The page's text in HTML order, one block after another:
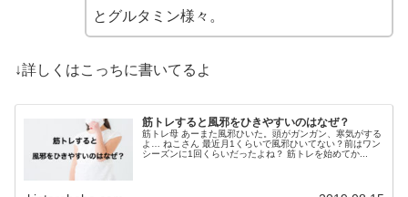
とグルタミン様々。
↓詳しくはこっちに書いてるよ
筋トレすると風邪をひきやすいのはなぜ？
筋トレ母 あーまた風邪ひいた。頭がガンガン、寒気がする
よ… ねこさん 最近月1くらいで風邪ひいてない？前はワン
シーズンに1回くらいだったよね？ 筋トレを始めてか...